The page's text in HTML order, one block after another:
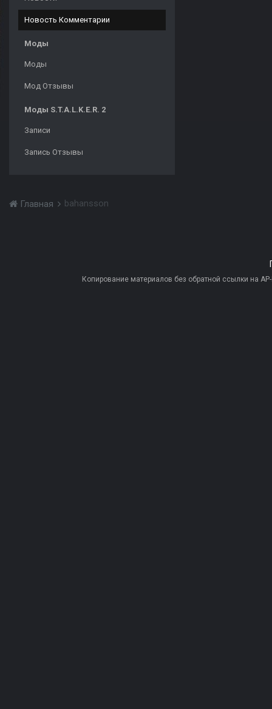
Новость Комментарии
Моды
Моды
Мод Отзывы
Моды S.T.A.L.K.E.R. 2
Записи
Запись Отзывы
Главная bahansson
Копирование материалов без обратной ссылки на